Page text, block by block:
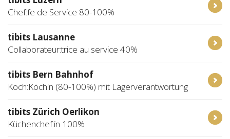
Chef:fe de Service 80-100%
tibits Lausanne
Collaborateur:trice au service 40%
tibits Bern Bahnhof
Koch:Köchin (80-100%) mit Lagerverantwortung
tibits Zürich Oerlikon
Küchenchef:in 100%